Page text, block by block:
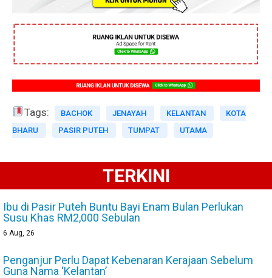
Tags: BACHOK JENAYAH KELANTAN
KOTA
BHARU
PASIR PUTEH TUMPAT UTAMA
TERKINI
Ibu di Pasir Puteh Buntu Bayi Enam Bulan Perlukan
Susu Khas RM2,000 Sebulan
6 Aug, 26
Penganjur Perlu Dapat Kebenaran Kerajaan Sebelum
Guna Nama ‘Kelantan’